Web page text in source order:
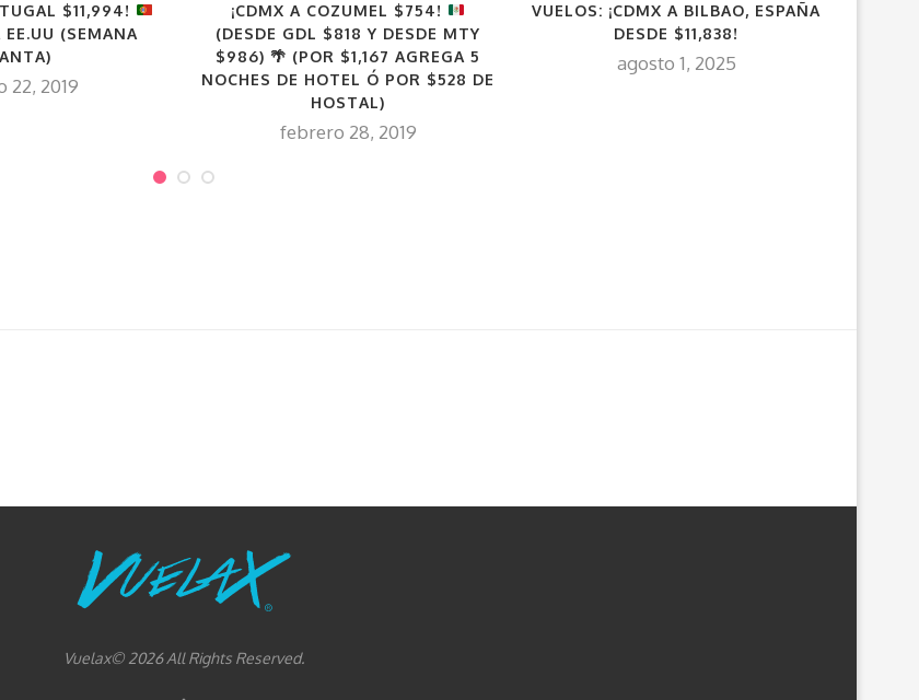
$11,994!
EE.UU (SEMANA
22, 2019
¡CDMX A COZUMEL $754!
(DESDE GDL $818 Y DESDE MTY
$986) 🌴 (POR $1,167 AGREGA 5
NOCHES DE HOTEL Ó POR $528 DE
HOSTAL)
febrero 28, 2019
VUELOS: ¡CDMX A BILBAO, ESPAÑA
DESDE $11,838!
agosto 1, 2025
Vuelax© 2026 All Rights Reserved.